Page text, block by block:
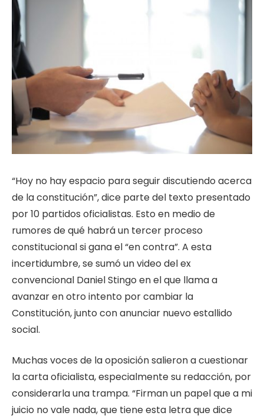
“Hoy no hay espacio para seguir discutiendo acerca
de la constitución”, dice parte del texto presentado
por 10 partidos oficialistas. Esto en medio de
rumores de qué habrá un tercer proceso
constitucional si gana el “en contra”. A esta
incertidumbre, se sumó un video del ex
convencional Daniel Stingo en el que llama a
avanzar en otro intento por cambiar la
Constitución, junto con anunciar nuevo estallido
social.
Muchas voces de la oposición salieron a cuestionar
la carta oficialista, especialmente su redacción, por
considerarla una trampa. “Firman un papel que a mi
juicio no vale nada, que tiene esta letra que dice